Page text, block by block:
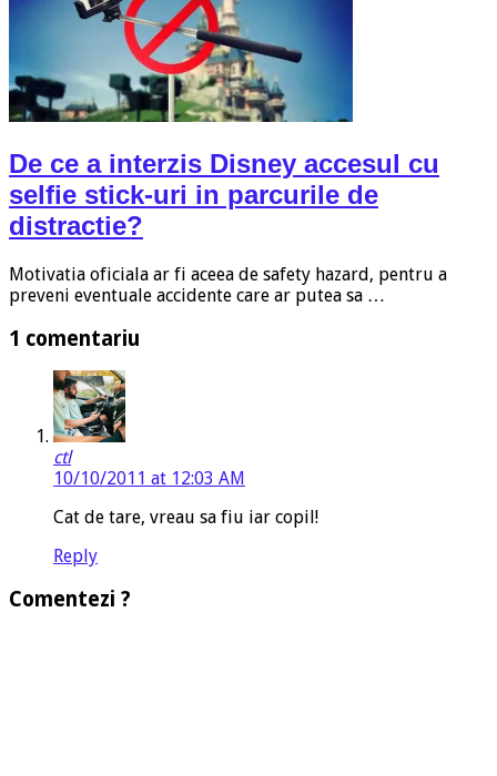
De ce a interzis Disney accesul cu
selfie stick-uri in parcurile de
distractie?
Motivatia oficiala ar fi aceea de safety hazard, pentru a
preveni eventuale accidente care ar putea sa …
1 comentariu
ctl
10/10/2011 at 12:03 AM
Cat de tare, vreau sa fiu iar copil!
Reply
Comentezi ?